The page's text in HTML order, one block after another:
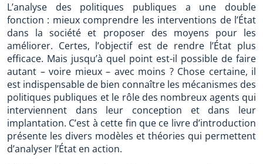
L’analyse des politiques publiques a une double
fonction : mieux comprendre les interventions de l’État
dans la société et proposer des moyens pour les
améliorer. Certes, l’objectif est de rendre l’État plus
efficace. Mais jusqu’à quel point est-il possible de faire
autant – voire mieux – avec moins ? Chose certaine, il
est indispensable de bien connaître les mécanismes des
politiques publiques et le rôle des nombreux agents qui
interviennent dans leur conception et dans leur
implantation. C’est à cette fin que ce livre d’introduction
présente les divers modèles et théories qui permettent
d’analyser l’État en action.